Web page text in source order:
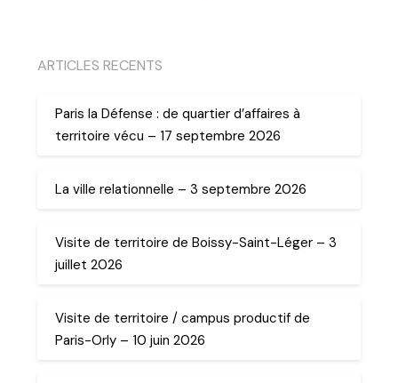
ARTICLES RECENTS
Paris la Défense : de quartier d’affaires à
territoire vécu – 17 septembre 2026
La ville relationnelle – 3 septembre 2026
Visite de territoire de Boissy-Saint-Léger – 3
juillet 2026
Visite de territoire / campus productif de
Paris-Orly – 10 juin 2026